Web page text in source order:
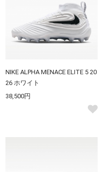
NIKE ALPHA MENACE ELITE 5 20
26 ホワイト
38,500円